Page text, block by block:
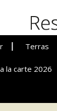
Terras
Lunchen
a la carte 2026